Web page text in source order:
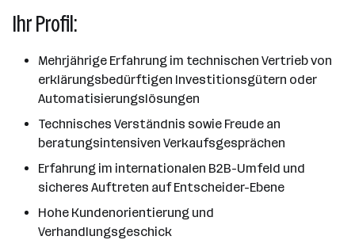
Ihr Profil:
Mehrjährige Erfahrung im technischen Vertrieb von
erklärungsbedürftigen Investitionsgütern oder
Automatisierungslösungen
Technisches Verständnis sowie Freude an
beratungsintensiven Verkaufsgesprächen
Erfahrung im internationalen B2B-Umfeld und
sicheres Auftreten auf Entscheider-Ebene
Hohe Kundenorientierung und
Verhandlungsgeschick